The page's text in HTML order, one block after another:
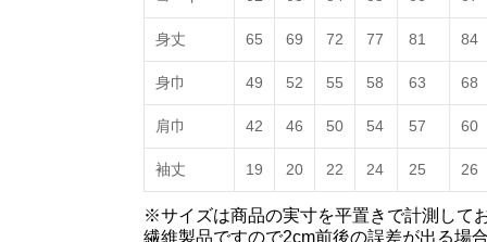
身丈 65 69 72 77 81 84
身巾 49 52 55 58 63 68
肩巾 42 46 50 54 57 60
袖丈 19 20 22 24 25 26
※サイズは商品の実寸を平置きで計測して
繊維製品ですので2cm前後の誤差が出る場